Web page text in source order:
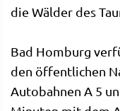
die Wälder des
Bad Homburg
den öffentlichen
Autobahnen A 5